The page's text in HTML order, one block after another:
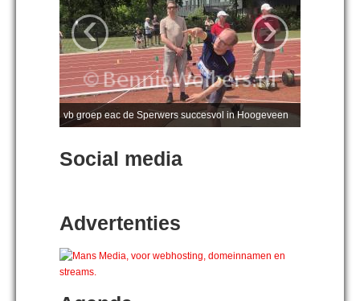
vb groep eac de Sperwers succesvol in Hoogeveen
‹ ›
Social media
Advertenties